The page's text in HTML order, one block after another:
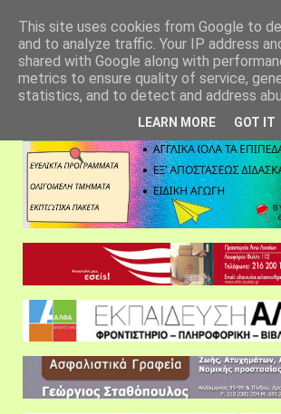
This site uses cookies from Google to
and to analyze traffic. Your IP address
shared with Google along with
metrics to ensure quality of service,
statistics, and to detect and address
LEARN MORE GOT IT